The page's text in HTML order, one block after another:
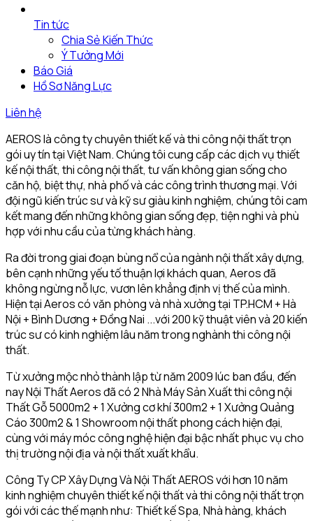
Tin tức
Chia Sẻ Kiến Thức
Ý Tưởng Mới
Báo Giá
Hồ Sơ Năng Lực
Liên hệ
AEROS là công ty chuyên thiết kế và thi công nội thất trọn
gói uy tín tại Việt Nam. Chúng tôi cung cấp các dịch vụ thiết
kế nội thất, thi công nội thất, tư vấn không gian sống cho
căn hộ, biệt thự, nhà phố và các công trình thương mại. Với
đội ngũ kiến trúc sư và kỹ sư giàu kinh nghiệm, chúng tôi cam
kết mang đến những không gian sống đẹp, tiện nghi và phù
hợp với nhu cầu của từng khách hàng.
Ra đời trong giai đoạn bùng nổ của ngành nội thất xây dựng,
bên cạnh những yếu tố thuận lợi khách quan, Aeros đã
không ngừng nỗ lực, vươn lên khẳng định vị thế của mình.
Hiện tại Aeros có văn phòng và nhà xưởng tại TP.HCM + Hà
Nội + Bình Dương + Đồng Nai ...với 200 kỹ thuật viên và 20 kiến
trúc sư có kinh nghiệm lâu năm trong nghành thi công nội
thất.
Từ xưởng mộc nhỏ thành lập từ năm 2009 lúc ban đầu, đến
nay Nội Thất Aeros đã có 2 Nhà Máy Sản Xuất thi công nội
Thất Gỗ 5000m2 + 1 Xưởng cơ khí 300m2 + 1 Xưởng Quảng
Cáo 300m2 & 1 Showroom nội thất phong cách hiện đại,
cùng với máy móc công nghệ hiện đại bậc nhất phục vụ cho
thị trường nội địa và nội thất xuất khẩu.
Công Ty CP Xây Dựng Và Nội Thất AEROS với hơn 10 năm
kinh nghiệm chuyên thiết kế nội thất và thi công nội thất trọn
gói với các thế mạnh như: Thiết kế Spa, Nhà hàng, khách